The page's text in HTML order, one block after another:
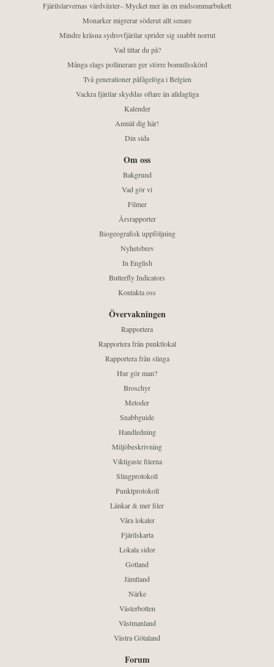
Fjärilslarvernas värdväxter– Mycket mer än en midsommarbukett
Monarker migrerar söderut allt senare
Mindre kräsna sydrovfjärilar sprider sig snabbt norrut
Vad tittar du på?
Många slags pollinerare ger större bomullsskörd
Två generationer påfågelöga i Belgien
Vackra fjärilar skyddas oftare än alldagliga
Kalender
Anmäl dig här!
Din sida
Om oss
Bakgrund
Vad gör vi
Filmer
Årsrapporter
Biogeografisk uppföljning
Nyhetsbrev
In English
Butterfly Indicators
Kontakta oss
Övervakningen
Rapportera
Rapportera från punktlokal
Rapportera från slinga
Hur gör man?
Broschyr
Metoder
Snabbguide
Handledning
Miljöbeskrivning
Viktigaste filerna
Slingprotokoll
Punktprotokoll
Länkar & mer filer
Våra lokaler
Fjärilskarta
Lokala sidor
Gotland
Jämtland
Närke
Västerbotten
Västmanland
Västra Götaland
Forum